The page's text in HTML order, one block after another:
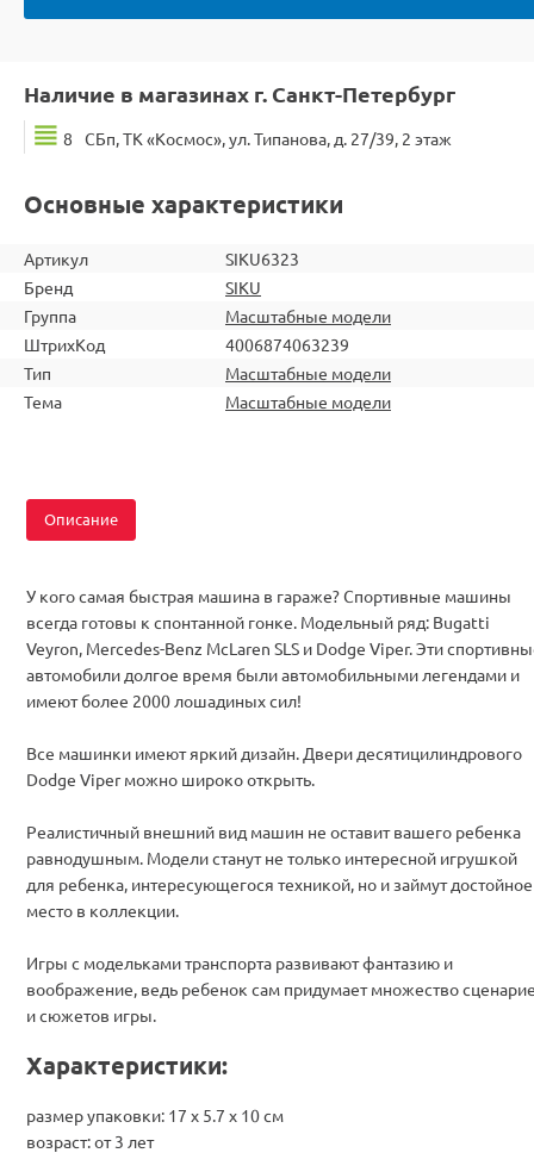
Наличие в магазинах г. Санкт-Петербург
8 СБп, ТК «Космос», ул. Типанова, д. 27/39, 2 этаж
Основные характеристики
Артикул
SIKU6323
Бренд
SIKU
Группа
Масштабные модели
ШтрихКод
4006874063239
Тип
Масштабные модели
Тема
Масштабные модели
Описание
У кого самая быстрая машина в гараже? Спортивные машины
всегда готовы к спонтанной гонке. Модельный ряд: Bugatti
Veyron, Mercedes-Benz McLaren SLS и Dodge Viper. Эти
автомобили долгое время были автомобильными легендами и
имеют более 2000 лошадиных сил!
Все машинки имеют яркий дизайн. Двери десятицилиндрового
Dodge Viper можно широко открыть.
Реалистичный внешний вид машин не оставит вашего ребенка
равнодушным. Модели станут не только интересной игрушкой
для ребенка, интересующегося техникой, но и займут достойное
место в коллекции.
Игры с модельками транспорта развивают фантазию и
воображение, ведь ребенок сам придумает множество
и сюжетов игры.
Характеристики:
размер упаковки: 17 х 5.7 х 10 см
возраст: от 3 лет